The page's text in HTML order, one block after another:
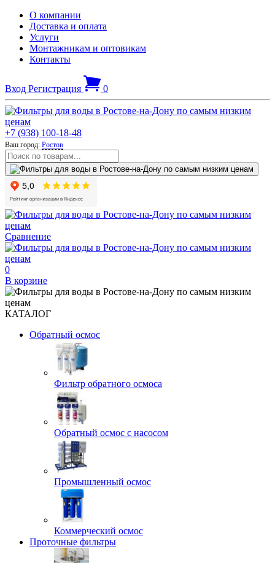
О компании
Доставка и оплата
Услуги
Монтажникам и оптовикам
Контакты
Вход Регистрация 0
+7 (938) 100-18-48
Ваш город: Ростов
Сравнение
0
В корзине
КАТАЛОГ
Обратный осмос
Фильтр обратного осмоса
Обратный осмос с насосом
Промышленный осмос
Коммерческий осмос
Проточные фильтры